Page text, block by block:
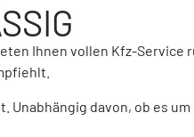
Ihnen vollen Kfz-Service
davon, ob es